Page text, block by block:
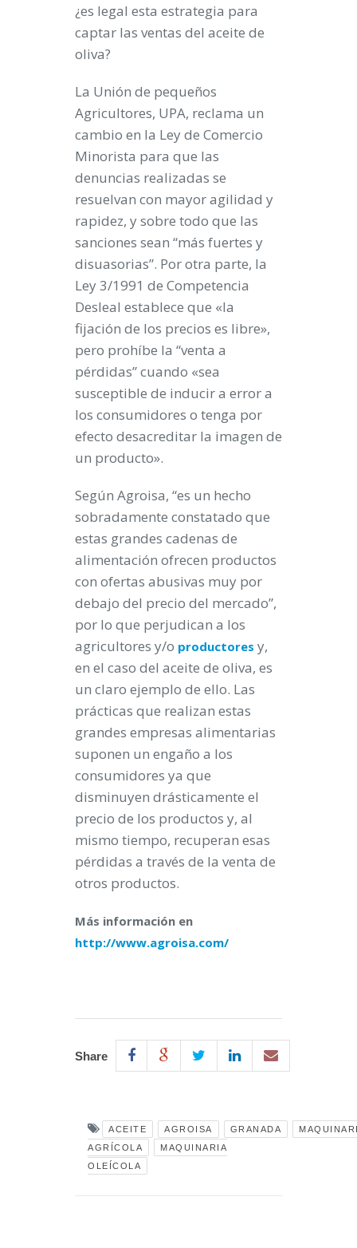
¿es legal esta estrategia para
captar las ventas del aceite de
oliva?
La Unión de pequeños
Agricultores, UPA, reclama un
cambio en la Ley de Comercio
Minorista para que las
denuncias realizadas se
resuelvan con mayor agilidad y
rapidez, y sobre todo que las
sanciones sean “más fuertes y
disuasorias”. Por otra parte, la
Ley 3/1991 de Competencia
Desleal establece que «la
fijación de los precios es libre»,
pero prohíbe la “venta a
pérdidas” cuando «sea
susceptible de inducir a error a
los consumidores o tenga por
efecto desacreditar la imagen de
un producto».
Según Agroisa, “es un hecho
sobradamente constatado que
estas grandes cadenas de
alimentación ofrecen productos
con ofertas abusivas muy por
debajo del precio del mercado”,
por lo que perjudican a los
agricultores y/o productores y,
en el caso del aceite de oliva, es
un claro ejemplo de ello. Las
prácticas que realizan estas
grandes empresas alimentarias
suponen un engaño a los
consumidores ya que
disminuyen drásticamente el
precio de los productos y, al
mismo tiempo, recuperan esas
pérdidas a través de la venta de
otros productos.
Más información en
http://www.agroisa.com/
Share
ACEITE AGROISA GRANADA
AGRÍCOLA
MAQUINARIA
OLEÍCOLA